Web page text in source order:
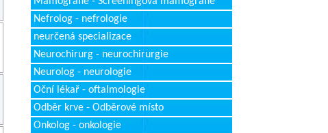
Nefrolog - nefrologie
neurčená specializace
Neurochirurg - neurochirurgie
Neurolog - neurologie
Oční lékař - oftalmologie
Odběr krve - Odběrové místo
Onkolog - onkologie